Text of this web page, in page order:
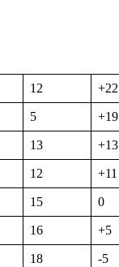
12 +22
5 +19
13 +13
12 +11
15 0
16 +5
18 -5